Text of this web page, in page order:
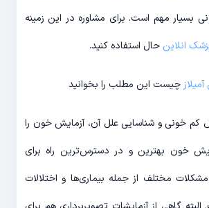
بسیار مهم است. برای مشاوره در این زمینه
انلاین حال استفاده کنید.
چیست این مطلب را بخوانید
خونی و شناسایی علل آن، آزمایش خون را
خون بهترین و در دسترس‌ترین راه برای
مختلف از جمله بیماری‌ها و اختلالات